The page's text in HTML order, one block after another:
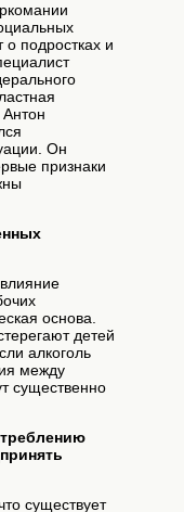
о подростках и
Он
признаки
основа.
детей
алкоголь
между
существенно
существует